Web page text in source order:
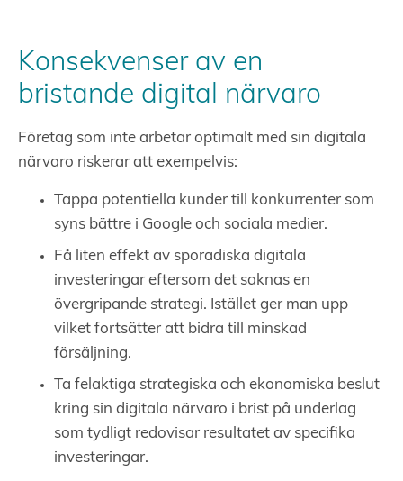
Konsekvenser av en
bristande digital närvaro
Företag som inte arbetar optimalt med sin digitala
närvaro riskerar att exempelvis:
Tappa potentiella kunder till konkurrenter som
syns bättre i Google och sociala medier.
Få liten effekt av sporadiska digitala
investeringar eftersom det saknas en
övergripande strategi. Istället ger man upp
vilket fortsätter att bidra till minskad
försäljning.
Ta felaktiga strategiska och ekonomiska beslut
kring sin digitala närvaro i brist på underlag
som tydligt redovisar resultatet av specifika
investeringar.